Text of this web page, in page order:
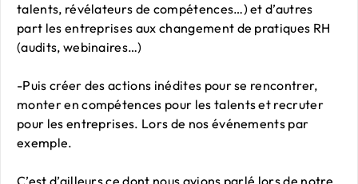
talents, révélateurs de compétences…) et d’autres
part les entreprises aux changement de pratiques RH
(audits, webinaires…)
-Puis créer des actions inédites pour se rencontrer,
monter en compétences pour les talents et recruter
pour les entreprises. Lors de nos événements par
exemple.
C’est d’ailleurs ce dont nous avions parlé lors de notre